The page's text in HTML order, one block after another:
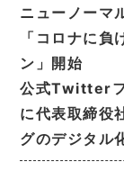
ニューノーマ
「コロナに
ン」開始
公式Twitter
に代表取締役
グのデジタル